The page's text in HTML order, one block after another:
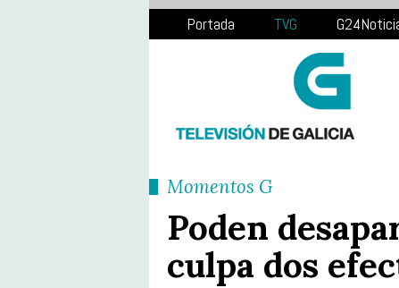
Portada TVG
Momentos G
Poden
culpa dos